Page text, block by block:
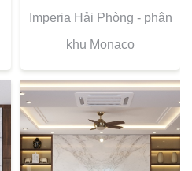
Imperia Hải Phòng - phân
khu Monaco